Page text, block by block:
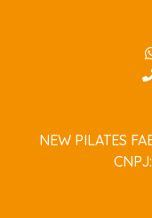
NEW PILATES